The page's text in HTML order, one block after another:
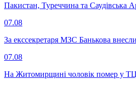
Пакистан, Туреччина та Саудівська
07.08
За екссекретаря МЗС Банькова
07.08
На Житомирщині чоловік помер у